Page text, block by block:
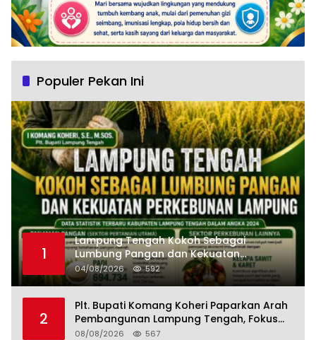
Populer Pekan Ini
1
Lampung Tengah Kokoh Sebagai
Lumbung Pangan dan Kekuatan
Perkebunan Lampung, Komang Koheri:
Kemandirian Pangan adalah Fondasi
04/08/2026 592
2
Plt. Bupati Komang Koheri Paparkan Arah
Pembangunan Lampung Tengah, Fokus
pada SDM, Ekonomi, Infrastruktur dan
08/08/2026 567